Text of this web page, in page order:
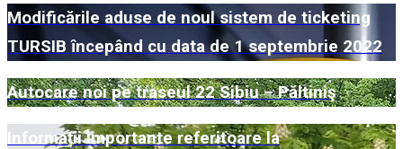
Modificările aduse de noul sistem de ticketing
TURSIB ȋncepând cu data de 1 septembrie 2022
Autocare noi pe traseul 22 Sibiu – Păltiniş
Informații importante referitoare la